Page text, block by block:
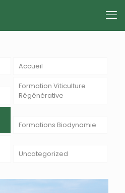
Accueil
Formation Viticulture
Régénérative
Formations Biodynamie
Uncategorized